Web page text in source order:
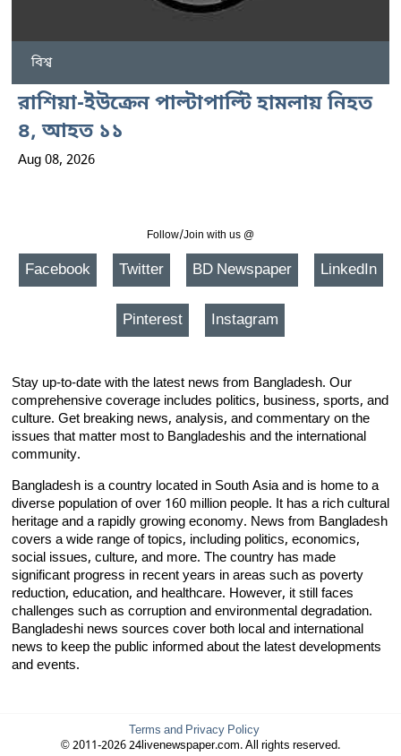
বিশ্ব
রাশিয়া-ইউক্রেন পাল্টাপাল্টি হামলায় নিহত
৪, আহত ১১
Aug 08, 2026
Follow/Join with us @
Facebook Twitter BD Newspaper LinkedIn
Pinterest Instagram
Stay up-to-date with the latest news from Bangladesh. Our
comprehensive coverage includes politics, business, sports, and
culture. Get breaking news, analysis, and commentary on the
issues that matter most to Bangladeshis and the international
community.
Bangladesh is a country located in South Asia and is home to a
diverse population of over 160 million people. It has a rich cultural
heritage and a rapidly growing economy. News from Bangladesh
covers a wide range of topics, including politics, economics,
social issues, culture, and more. The country has made
significant progress in recent years in areas such as poverty
reduction, education, and healthcare. However, it still faces
challenges such as corruption and environmental degradation.
Bangladeshi news sources cover both local and international
news to keep the public informed about the latest developments
and events.
Terms and Privacy Policy
© 2011-2026 24livenewspaper.com. All rights reserved.